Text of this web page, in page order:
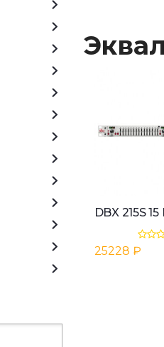
25228 ₽